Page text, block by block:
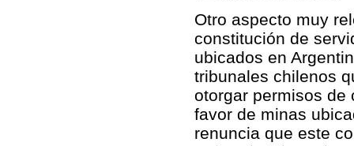
Otro aspecto muy
constitución de
ubicados en
tribunales chilenos
otorgar permisos de
favor de minas
renuncia que este